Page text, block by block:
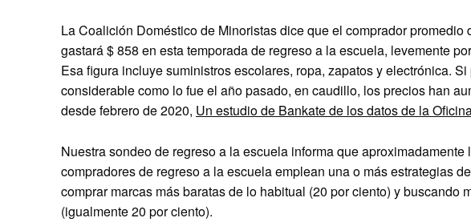
La Coalición Doméstico de Minoristas dice que el comprador promedio
gastará $ 858 en esta temporada de regreso a la escuela, levemente
Esa figura incluye suministros escolares, ropa, zapatos y electrónica.
considerable como lo fue el año pasado, en caudillo, los precios han
desde febrero de 2020, Un estudio de Bankate de los datos de la
Nuestra sondeo de regreso a la escuela informa que
compradores de regreso a la escuela emplean una o más estrategias
comprar marcas más baratas de lo habitual (20 por ciento) y buscando
(igualmente 20 por ciento).